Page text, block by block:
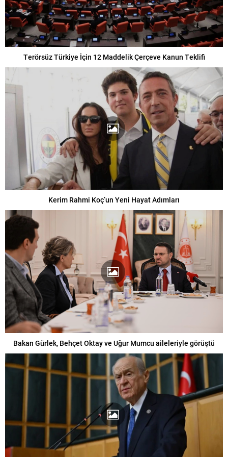
Terörsüz Türkiye İçin 12 Maddelik Çerçeve Kanun Teklifi
Kerim Rahmi Koç’un Yeni Hayat Adımları
Bakan Gürlek, Behçet Oktay ve Uğur Mumcu aileleriyle görüştü